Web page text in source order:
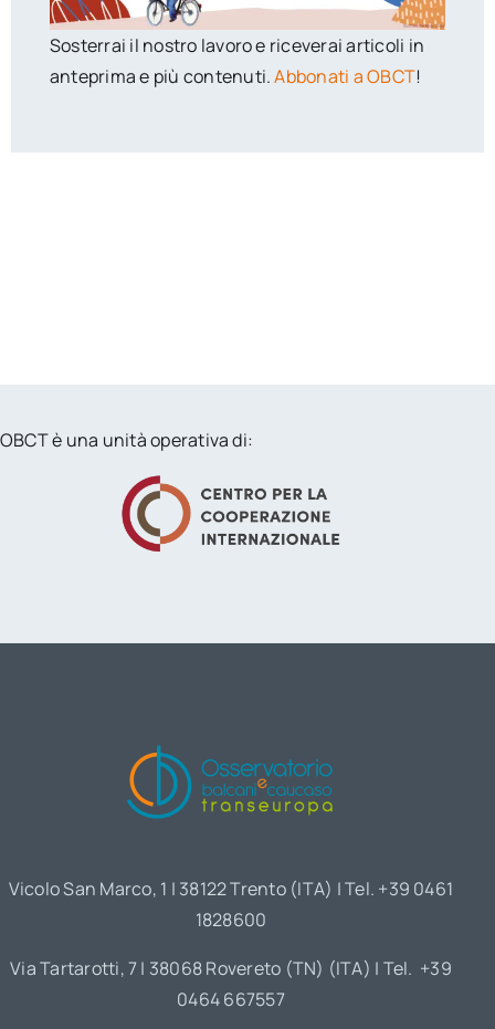
Sosterrai il nostro lavoro e riceverai articoli in
anteprima e più contenuti.Abbonati a OBCT!
OBCT è una unità operativa di:
Vicolo San Marco, 1 | 38122 Trento (ITA) | Tel. +39 0461
1828600
Via Tartarotti, 7 | 38068 Rovereto (TN) (ITA) | Tel. +39
0464 667557